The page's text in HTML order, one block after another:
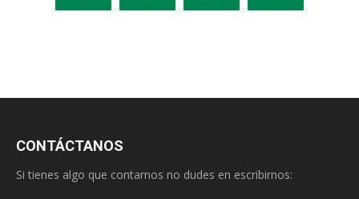
CONTÁCTANOS
Si tienes algo que contarnos no dudes en escribirnos: